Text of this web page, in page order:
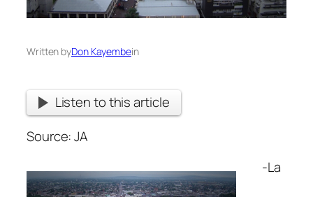
Written byDon Kayembein
Listen to this article
Source: JA
-La